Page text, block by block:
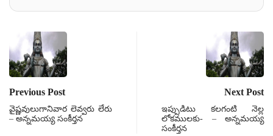
Previous Post
వైష్ణవులుగానివార లెవ్వరు లేరు
– అన్నమయ్య సంకీర్తన
Next Post
ఇప్పుడిటు కలగంటి నెల్ల
లోకములకు- – అన్నమయ్య
సంకీర్తన